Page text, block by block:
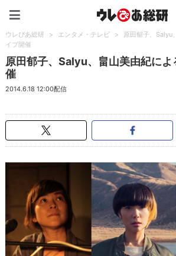
ウレぴあ総研 > エンタメ・テレビ >
原田郁子、Salyu
イブ開催
原田郁子、Salyu、畠山美由紀によ
催
2014.6.18 12:00配信